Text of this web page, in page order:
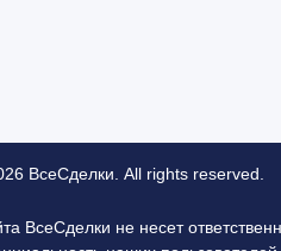
ВсеСделки. All rights reserved.
ВсеСделки не несет